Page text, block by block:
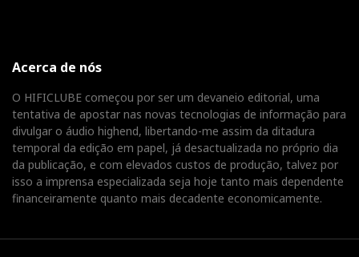
Acerca de nós
O HIFICLUBE começou por ser um devaneio editorial, uma
tentativa de apostar nas novas tecnologias de informação para
divulgar o áudio highend, libertando-me assim da ditadura
temporal da edição em papel, já desactualizada no próprio dia
da publicação, e com elevados custos de produção, talvez por
isso a imprensa especializada seja hoje tanto mais dependente
financeiramente quanto mais decadente economicamente.